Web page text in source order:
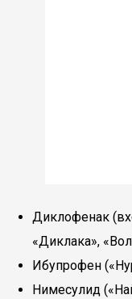
Диклофенак
«Диклака»,
Ибупрофен
Нимесулид